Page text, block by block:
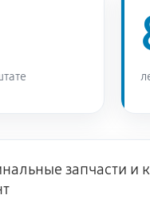
стиральной
замена патрубка
запчасти и